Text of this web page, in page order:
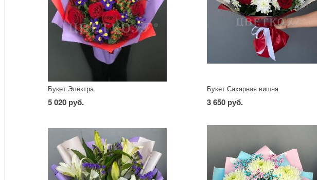
Букет Электра
5 020 руб.
Букет Сахарная вишня
3 650 руб.